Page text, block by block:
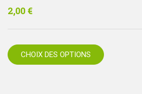
2,00 €
CHOIX DES OPTIONS